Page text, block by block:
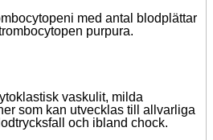
med antal blodplättar
purpura.
vaskulit, milda
som kan utvecklas till allvarliga
och ibland chock.